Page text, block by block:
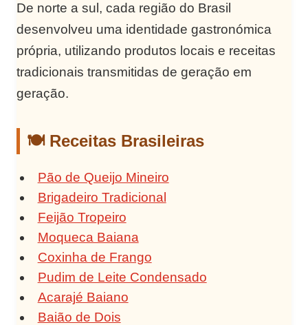
De norte a sul, cada região do Brasil
desenvolveu uma identidade gastronómica
própria, utilizando produtos locais e receitas
tradicionais transmitidas de geração em
geração.
🍽️ Receitas Brasileiras
Pão de Queijo Mineiro
Brigadeiro Tradicional
Feijão Tropeiro
Moqueca Baiana
Coxinha de Frango
Pudim de Leite Condensado
Acarajé Baiano
Baião de Dois